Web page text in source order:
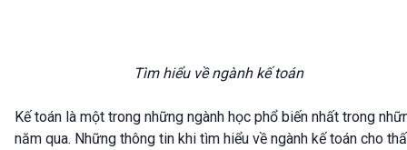
Tìm hiểu về ngành kế toán
Kế toán là một trong những ngành học phổ biến nhất trong
năm qua. Những thông tin khi tìm hiểu về ngành kế toán cho